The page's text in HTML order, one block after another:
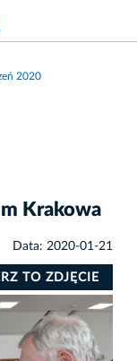
2020
Krakowa
Data: 2020-01-21
TO ZDJĘCIE